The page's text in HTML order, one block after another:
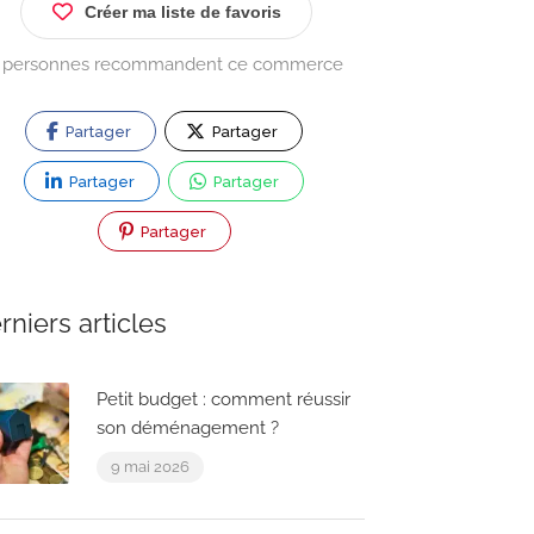
Créer ma liste de favoris
personnes recommandent ce commerce
Partager Partager
Partager Partager
Partager
articles
Petit budget : comment réussir
son déménagement ?
9 mai 2026